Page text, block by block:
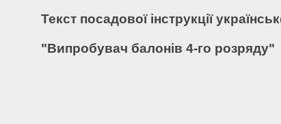
Текст посадової інструкції
"Випробувач балонів 4-го розряду"